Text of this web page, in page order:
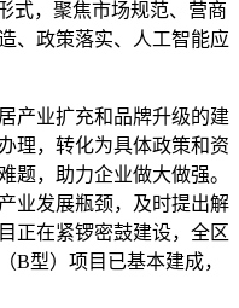
式，聚焦市场规范、营商
、政策落实、人工智能应
业扩充和品牌升级的建
理，转化为具体政策和资
题，助力企业做大做强。
业发展瓶颈，及时提出解
正在紧锣密鼓建设，全区
B型）项目已基本建成，